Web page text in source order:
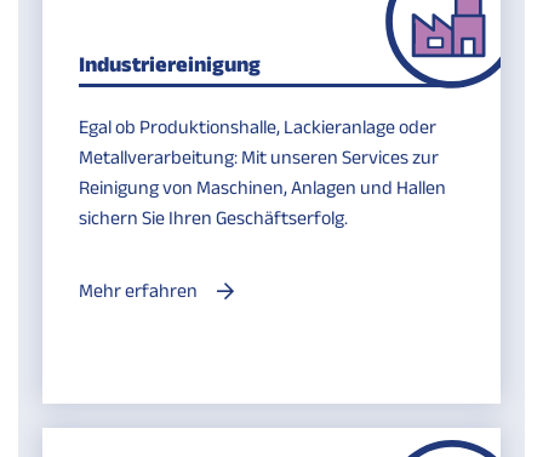
Industriereinigung
Egal ob Produktionshalle, Lackieranlage oder
Metallverarbeitung: Mit unseren Services zur
Reinigung von Maschinen, Anlagen und Hallen
sichern Sie Ihren Geschäftserfolg.
Mehr erfahren